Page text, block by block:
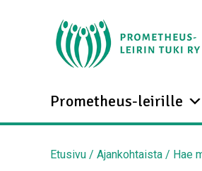
Prometheus-leirille
Etusivu / Ajankohtaista / Hae